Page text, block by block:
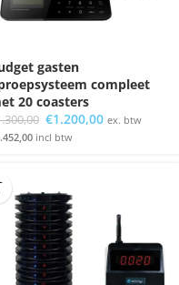
gasten
compleet
20 coasters
Oorspronkelijke
prijs
€1.200,00Huidige
ex. btw
incl btw